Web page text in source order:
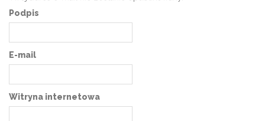
Podpis
E-mail
Witryna internetowa